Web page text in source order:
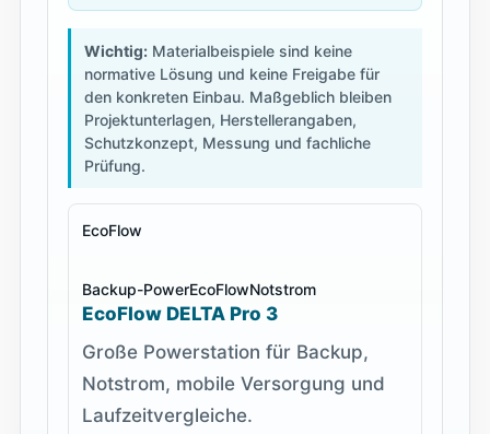
Wichtig: Materialbeispiele sind keine
normative Lösung und keine Freigabe für
den konkreten Einbau. Maßgeblich bleiben
Projektunterlagen, Herstellerangaben,
Schutzkonzept, Messung und fachliche
Prüfung.
EcoFlow
Backup-PowerEcoFlowNotstrom
EcoFlow DELTA Pro 3
Große Powerstation für Backup,
Notstrom, mobile Versorgung und
Laufzeitvergleiche.